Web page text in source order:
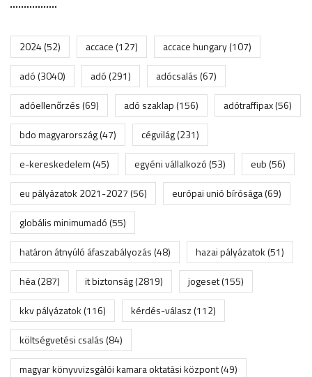
2024(52) accace(127) accace hungary(107)
adó(3040) adó(291) adócsalás(67)
adóellenőrzés(69) adó szaklap(156) adótraffipax(56)
bdo magyarország(47) cégvilág(231)
e-kereskedelem(45) egyéni vállalkozó(53) eub(56)
eu pályázatok 2021-2027(56) európai unió bírósága(69)
globális minimumadó(55)
határon átnyúló áfaszabályozás(48) hazai pályázatok(51)
héa(287) it biztonság(2819) jogeset(155)
kkv pályázatok(116) kérdés-válasz(112)
költségvetési csalás(84)
magyar könyvvizsgálói kamara oktatási központ(49)